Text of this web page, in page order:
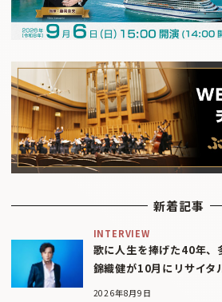
新着記事
INTERVIEW
歌に人生を捧げた40年、
錦織健が10月にリサイタ
2026年8月9日